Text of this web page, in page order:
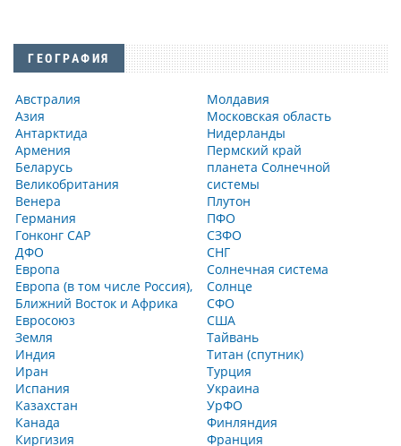
ГЕОГРАФИЯ
Австралия
Азия
Антарктида
Армения
Беларусь
Великобритания
Венера
Германия
Гонконг САР
ДФО
Европа
Европа (в том числе Россия),
Ближний Восток и Африка
Евросоюз
Земля
Индия
Иран
Испания
Казахстан
Канада
Киргизия
Молдавия
Московская область
Нидерланды
Пермский край
планета Солнечной
системы
Плутон
ПФО
СЗФО
СНГ
Солнечная система
Солнце
СФО
США
Тайвань
Титан (спутник)
Турция
Украина
УрФО
Финляндия
Франция